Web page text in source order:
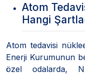
Atom
Hangi
Atom tedavisi
Enerji Kurumunun
özel odalarda,